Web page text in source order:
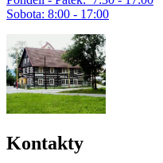
Sobota: 8:00 - 17:00
Kontakty